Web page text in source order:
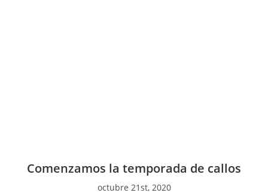
Comenzamos la temporada de callos
octubre 21st, 2020